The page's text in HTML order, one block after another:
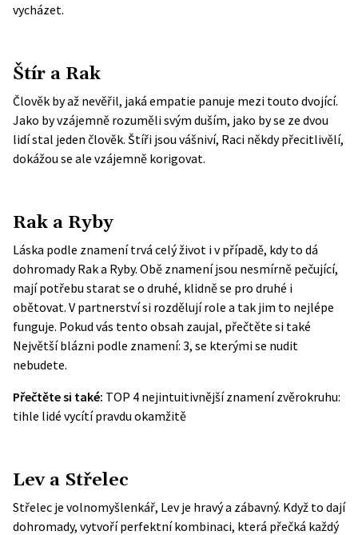
vycházet.
Štír a Rak
Člověk by až nevěřil, jaká empatie panuje mezi touto dvojící.
Jako by vzájemně rozuměli svým duším, jako by se ze dvou
lidí stal jeden člověk. Štíři jsou vášniví, Raci někdy přecitlivělí,
dokážou se ale vzájemně korigovat.
Rak a Ryby
Láska podle znamení trvá celý život i v případě, kdy to dá
dohromady Rak a Ryby. Obě znamení jsou nesmírně pečující,
mají potřebu starat se o druhé, klidně se pro druhé i
obětovat. V partnerství si rozdělují role a tak jim to nejlépe
funguje. Pokud vás tento obsah zaujal, přečtěte si také
Největší blázni podle znamení: 3, se kterými se nudit
nebudete.
Přečtěte si také: TOP 4 nejintuitivnější znamení zvěrokruhu:
tihle lidé vycítí pravdu okamžitě
Lev a Střelec
Střelec je volnomyšlenkář, Lev je hravý a zábavný. Když to dají
dohromady, vytvoří perfektní kombinaci, která přečká každý